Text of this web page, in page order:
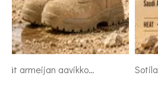
Vedenpitävät armeijan aavikkosaappaat: milloin sotilaat todella tarvitsevat niitä?